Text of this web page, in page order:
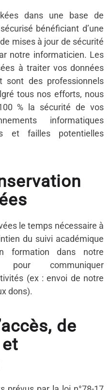
dans une base de
bénéficiant d’une
mises à jour de sécurité
notre informaticien. Les
à traiter vos données
des professionnels
tous nos efforts, nous
% la sécurité de vos
informatiques
et failles potentielles
le temps nécessaire à
du suivi académique
formation dans notre
pour communiquer
(ex : envoi de notre
dons).
de